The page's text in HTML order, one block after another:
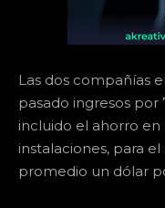
Las dos compañías
pasado ingresos
incluido el ahorro
instalaciones, para
promedio un dólar